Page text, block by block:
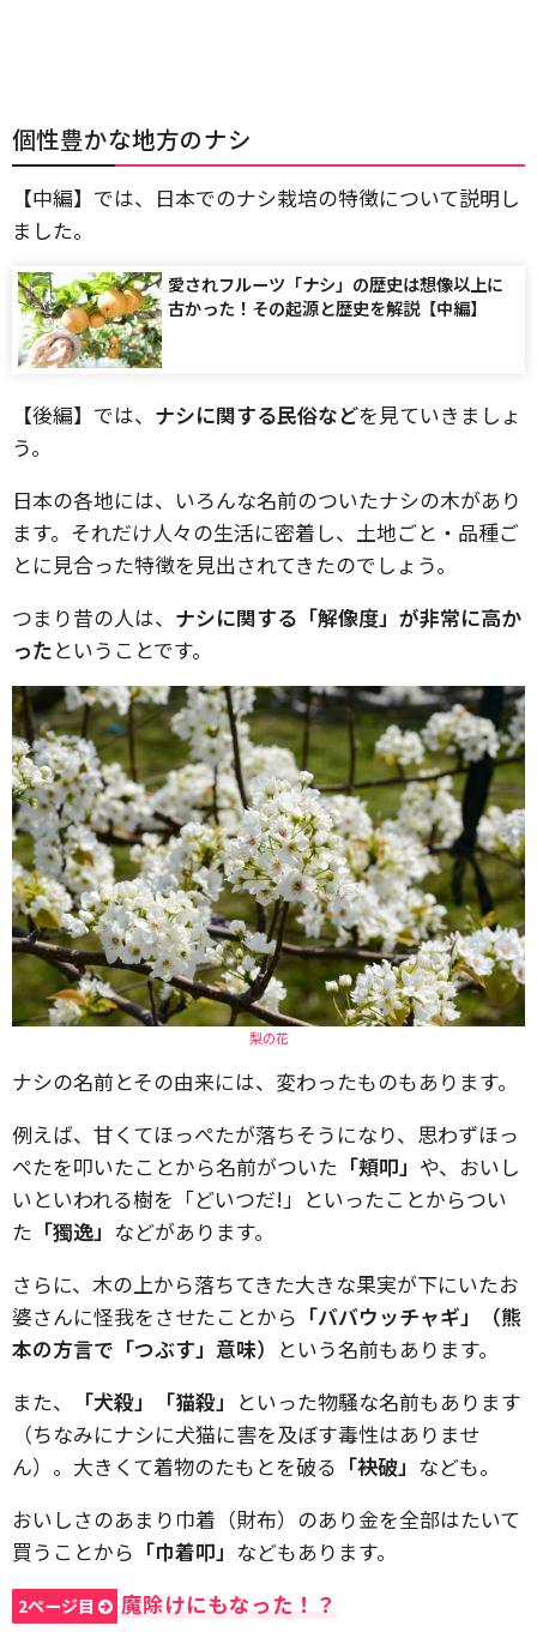
個性豊かな地方のナシ
【中編】では、日本でのナシ栽培の特徴について説明し
ました。
愛されフルーツ「ナシ」の歴史は想像以上に
古かった！その起源と歴史を解説【中編】
【後編】では、 ナシに関する民俗などを見ていきましょ
う。
日本の各地には、いろんな名前のついたナシの木があり
ます。それだけ人々の生活に密着し、土地ごと・品種ご
とに見合った特徴を見出されてきたのでしょう。
つまり昔の人は、 ナシに関する「解像度」が非常に高か
ったということです。
梨の花
ナシの名前とその由来には、変わったものもあります。
例えば、甘くてほっぺたが落ちそうになり、思わずほっ
ぺたを叩いたことから名前がついた 「頬叩」 や、おいし
いといわれる樹を「どいつだ!」といったことからつい
た 「獨逸」 などがあります。
さらに、木の上から落ちてきた大きな果実が下にいたお
婆さんに怪我をさせたことから 「ババウッチャギ」（熊
本の方言で「つぶす」意味） という名前もあります。
また、
「犬殺」「猫殺」 といった物騒な名前もあります
（ちなみにナシに犬猫に害を及ぼす毒性はありませ
ん）。大きくて着物のたもとを破る 「袂破」 なども。
おいしさのあまり巾着（財布）のあり金を全部はたいて
買うことから 「巾着叩」 などもあります。
2ページ目 魔除けにもなった！？